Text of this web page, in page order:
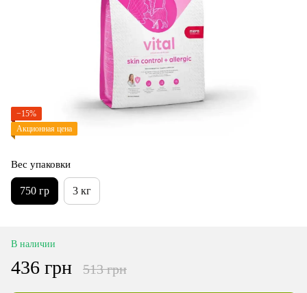
−15%
Акционная цена
Вес упаковки
750 гр 3 кг
В наличии
436 грн 513 грн